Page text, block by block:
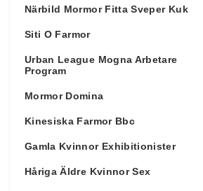
Närbild Mormor Fitta Sveper Kuk
Siti O Farmor
Urban League Mogna Arbetare
Program
Mormor Domina
Kinesiska Farmor Bbc
Gamla Kvinnor Exhibitionister
Håriga Äldre Kvinnor Sex